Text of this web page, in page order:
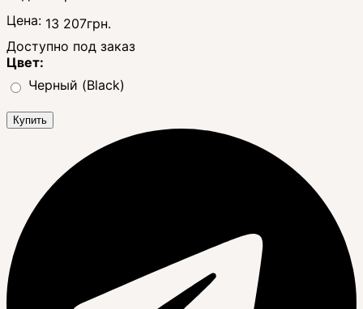
Цена: 13 207грн.
Доступно под заказ
Цвет:
Черный (Black)
Купить